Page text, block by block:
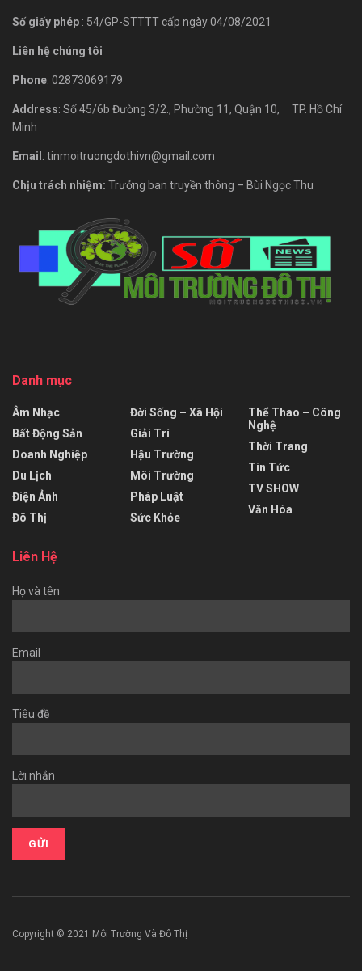
Số giấy phép : 54/GP-STTTT cấp ngày 04/08/2021
Liên hệ chúng tôi
Phone: 02873069179
Address: Số 45/6b Đường 3/2., Phường 11, Quận 10, TP. Hồ Chí
Minh
Email : tinmoitruongdothivn@gmail.com
Chịu trách nhiệm: Trưởng ban truyền thông – Bùi Ngọc Thu
Danh mục
Âm Nhạc
Bất Động Sản
Doanh Nghiệp
Du Lịch
Điện Ảnh
Đô Thị
Đời Sống – Xã Hội
Giải Trí
Hậu Trường
Môi Trường
Pháp Luật
Sức Khỏe
Thể Thao – Công
Nghệ
Thời Trang
Tin Tức
TV SHOW
Văn Hóa
Liên Hệ
Họ và tên
Email
Tiêu đề
Lời nhắn
Copyright © 2021 Môi Trường Và Đô Thị